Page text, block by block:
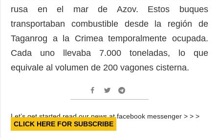
rusa en el mar de Azov. Estos buques
transportaban combustible desde la región de
Taganrog a la Crimea temporalmente ocupada.
Cada uno llevaba 7.000 toneladas, lo que
equivale al volumen de 200 vagones cisterna.
Let’s get started read our news at facebook messenger > > >
CLICK HERE FOR SUBSCRIBE